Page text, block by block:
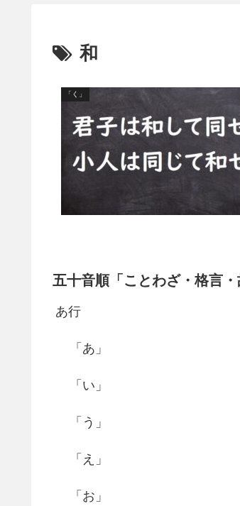
和
「く」
五十音順「ことわざ・格言・
あ行
「あ」
「い」
「う」
「え」
「お」